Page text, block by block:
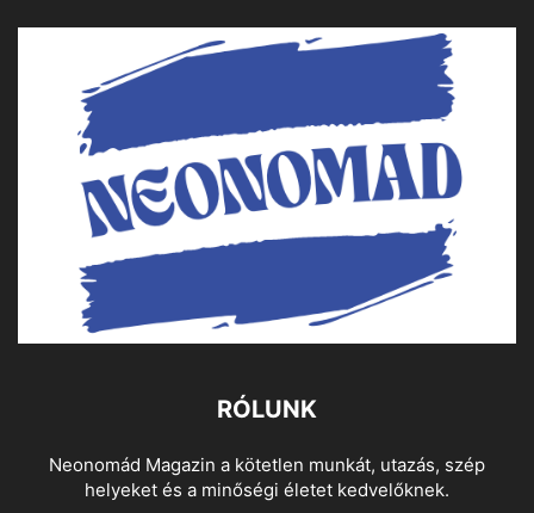
RÓLUNK
Neonomád Magazin a kötetlen munkát, utazás, szép
helyeket és a minőségi életet kedvelőknek.